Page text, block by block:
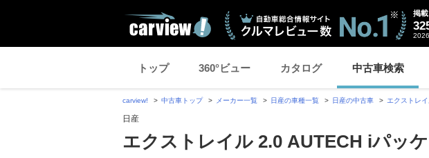
掲
トップ 360°ビュー カタログ 中古車検索
carview! 中古車トップ メーカー一覧 日産の車種一覧 日産の中古車 エクストレ
日産
エクストレイル 2.0 AUTECH iパッ